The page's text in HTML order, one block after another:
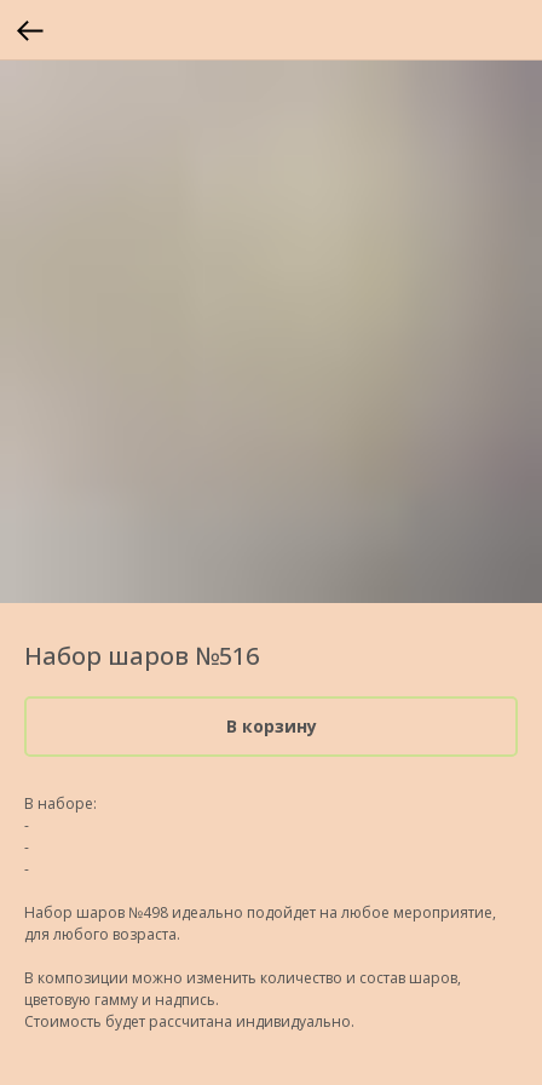
Набор шаров №516
В корзину
В наборе:
-
-
-
Набор шаров №498 идеально подойдет на любое мероприятие,
для любого возраста.
В композиции можно изменить количество и состав шаров,
цветовую гамму и надпись.
Стоимость будет рассчитана индивидуально.